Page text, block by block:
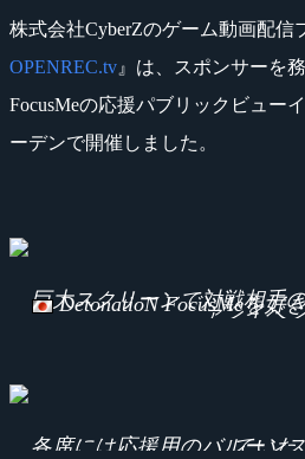
株式会社CyberZのゲーム動画配信
OPENREC.tv 』は、スポンサーを
FocusMeの応援パブリックビュー
ーデンで開催しました。
巨大スクリーンで対戦相手
DetonatioN FocusMeを好
ァンイベ
各席には応援用のバルーンスティックが設置されていた